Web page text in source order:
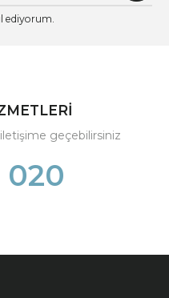
ediyorum.
geçebilirsiniz
020